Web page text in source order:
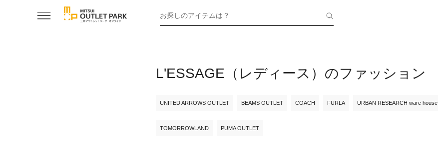
お探しのアイテムは？
L'ESSAGE（レディース）のファッション
UNITED ARROWS OUTLET BEAMS OUTLET COACH FURLA URBAN RESEARCH ware house
TOMORROWLAND PUMA OUTLET